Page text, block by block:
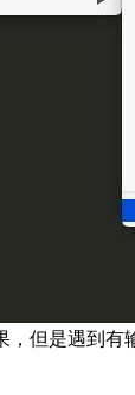
但是遇到